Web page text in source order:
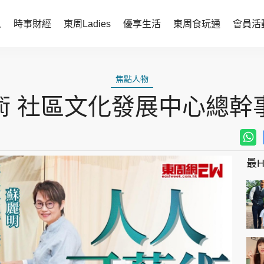
時事財經 東周Ladies 優享生活 東周食玩通 會員活
智庫
代力量
時尚生活
卓越女性
員活動
JETSO
玄學靈異
東勝運程
智富天下 李居明
焦點人物
社區文化發展中心總幹
最